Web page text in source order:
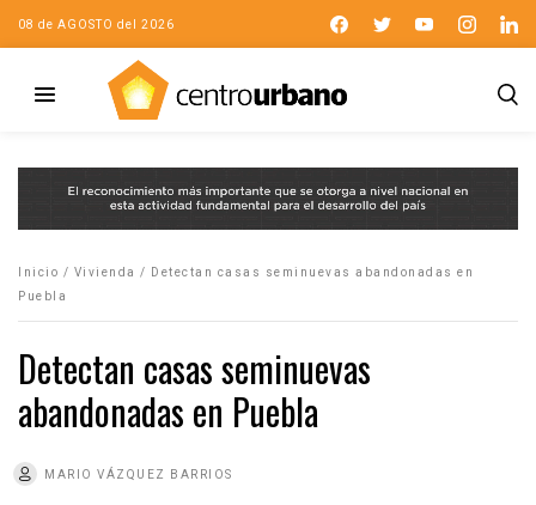
08 de AGOSTO del 2026
Inicio / Vivienda /
Detectan casas seminuevas abandonadas en
Puebla
Detectan casas seminuevas
abandonadas en Puebla
MARIO VÁZQUEZ BARRIOS